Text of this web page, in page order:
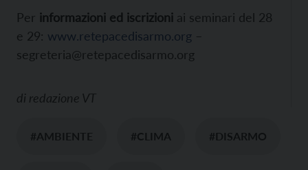
Per informazioni ed iscrizioni ai seminari del 28
e 29: www.retepacedisarmo.org –
segreteria@retepacedisarmo.org
di redazione VT
#AMBIENTE #CLIMA #DISARMO